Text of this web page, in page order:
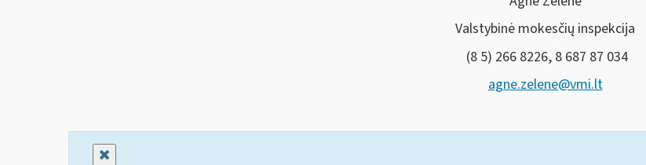
Valstybinė mokesčių inspekcija
(8 5) 266 8226, 8 687 87 034
agne.zelene@vmi.lt